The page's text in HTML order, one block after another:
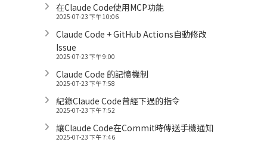
在Claude Code使用MCP功能
2025-07-23 下午 10:06
Claude Code + GitHub Actions自動修改
Issue
2025-07-23 下午 9:00
Claude Code 的記憶機制
2025-07-23 下午 7:58
紀錄Claude Code曾經下過的指令
2025-07-23 下午 7:52
讓Claude Code在Commit時傳送手機通知
2025-07-23 下午 7:46